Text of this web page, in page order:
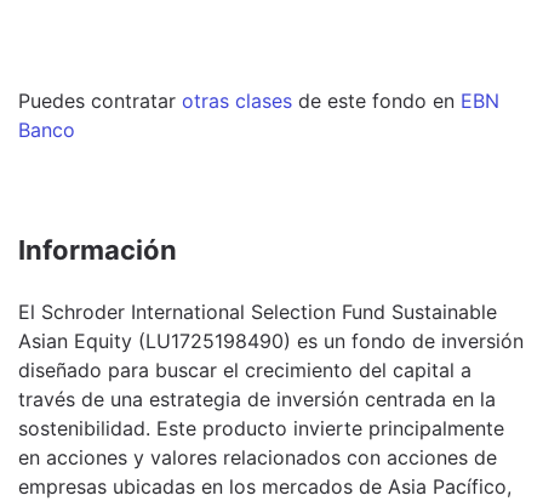
Puedes contratar otras clases de este fondo en EBN
Banco
Información
El Schroder International Selection Fund Sustainable
Asian Equity (LU1725198490) es un fondo de inversión
diseñado para buscar el crecimiento del capital a
través de una estrategia de inversión centrada en la
sostenibilidad. Este producto invierte principalmente
en acciones y valores relacionados con acciones de
empresas ubicadas en los mercados de Asia Pacífico,